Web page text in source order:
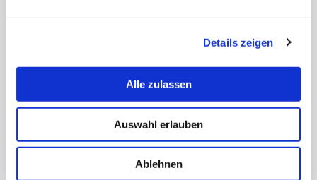
Details zeigen
Alle zulassen
Auswahl erlauben
Ablehnen
INDIVIDUELLE ANFRAGE
Zur Hotelbeschreibung
Auf die Wunschliste
NEU IM PROGRAMM